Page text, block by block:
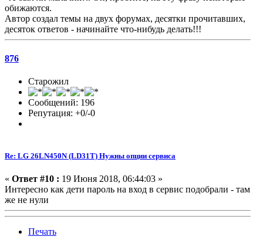
обижаются.
Автор создал темы на двух форумах, десятки прочитавших,
десяток ответов - начинайте что-нибудь делать!!!
876
Старожил
Сообщений: 196
Репутация: +0/-0
Re: LG 26LN450N (LD31T) Нужны опции сервиса
« Ответ #10 : 19 Июня 2018, 06:44:03 »
Интересно как дети пароль на вход в сервис подобрали - там
же не нули
Печать